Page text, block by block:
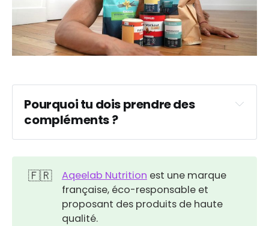
Pourquoi tu dois prendre des
compléments ?
🇫🇷 Aqeelab Nutrition est une marque
française, éco-responsable et
proposant des produits de haute
qualité.